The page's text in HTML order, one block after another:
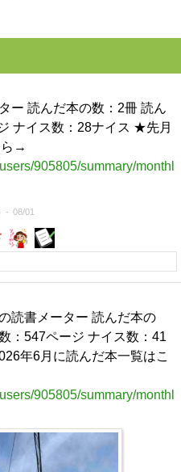
ー 読んだ本の数：2冊 読ん
ナイス数：28ナイス ★先月
ら→
905805/summary/monthl
08/01
読書メーター 読んだ本の
：547ページ ナイス数：41
年6月に読んだ本一覧はこ
905805/summary/monthl